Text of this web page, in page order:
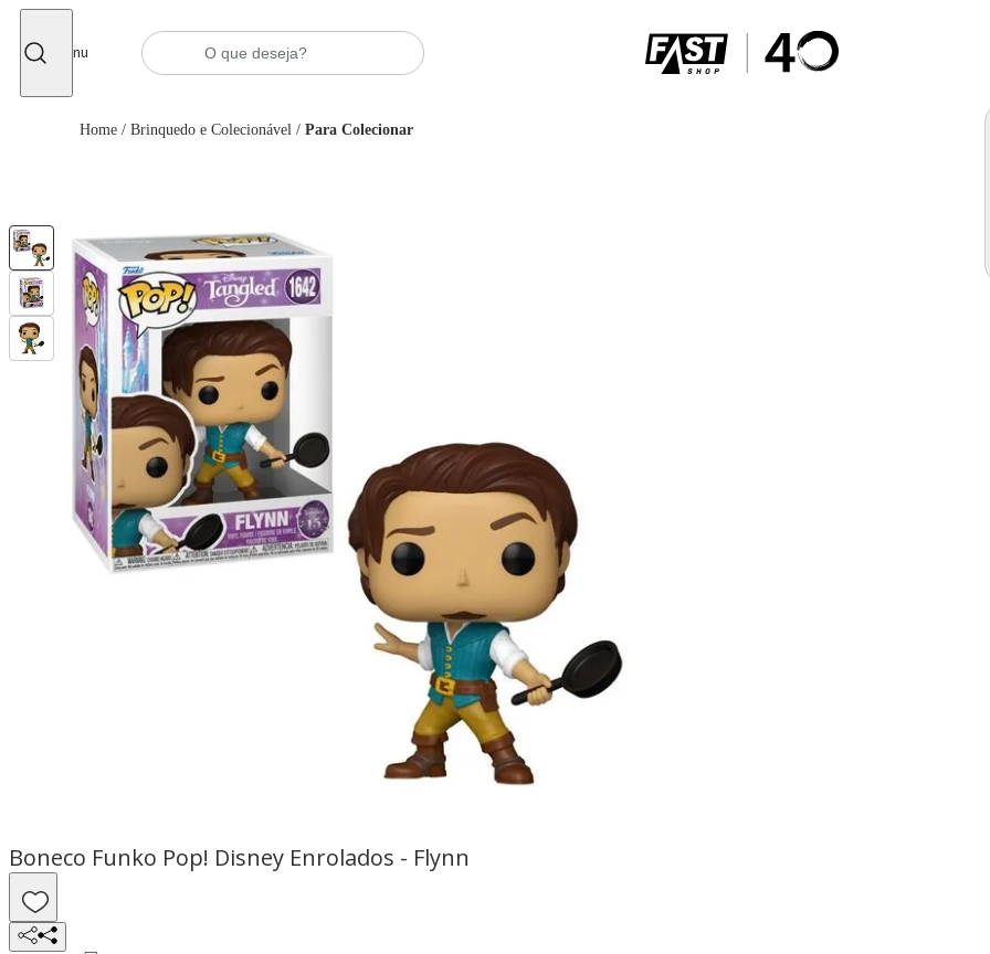
Menu
Home / Brinquedo e Colecionável / Para Colecionar
Boneco Funko Pop! Disney Enrolados - Flynn